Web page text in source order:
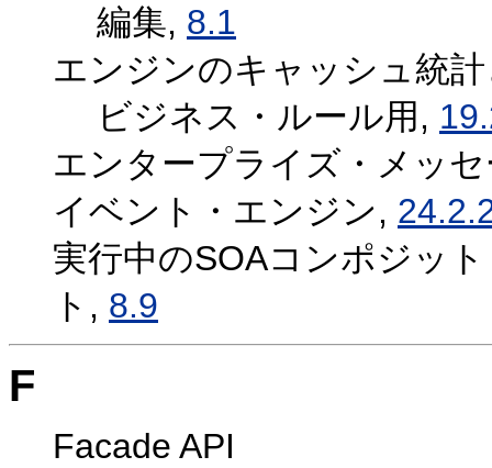
編集, 8.1
エンジンのキャッシュ統
ビジネス・ルール用,
エンタープライズ・メッ
イベント・エンジン,
実行中のSOAコンポジッ
ト, 8.9
F
Facade API